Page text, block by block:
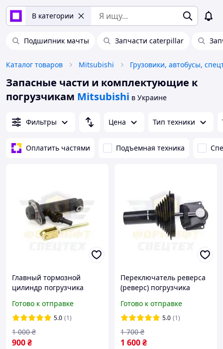
В категории
Подшипник мачты Запчасти caterpillar
Каталог товаров Mitsubishi Грузовики, автобусы,
Запасные части и комплектующие к
погрузчикам Mitsubishi в Украине
Фильтры Цена Тип техники
Оплатить частями Подъемная техника
Главный тормозной
цилиндр погрузчика
30N/35AN, FGE10-30/35AN
№ 91A4610100, 91A46-
10100
Готово к отправке
5.0 (1)
900₴
1 000 ₴
Переключатель реверса
(реверс) погрузчика
FG/FD10-30N/NT №
91A0503600, 91A05-03600
Готово к отправке
5.0 (1)
1 600₴
1 700 ₴